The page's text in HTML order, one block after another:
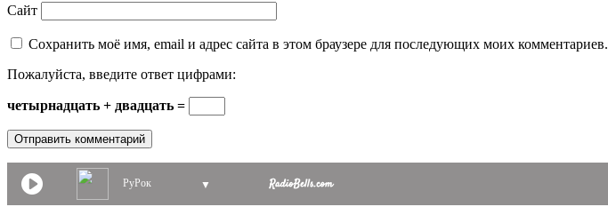
Сайт
Сохранить моё имя, email и адрес сайта в этом браузере для последующих моих комментариев.
Пожалуйста, введите ответ цифрами:
четырнадцать + двадцать =
РуРок ▼